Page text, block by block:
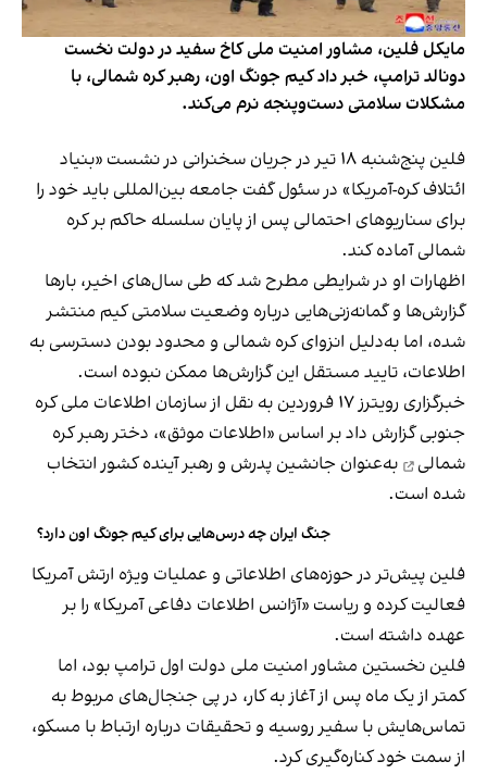
مایکل فلین، مشاور امنیت ملی کاخ سفید در دولت نخست
دونالد ترامپ، خبر داد کیم جونگ اون، رهبر کره شمالی، با
مشکلات سلامتی دست‌وپنجه نرم می‌کند.
فلین پنج‌شنبه ۱۸ تیر در جریان سخنرانی در نشست «بنیاد
ائتلاف کره-آمریکا» در سئول گفت جامعه بین‌المللی باید خود را
برای سناریوهای احتمالی پس از پایان سلسله حاکم بر کره
شمالی آماده کند.
اظهارات او در شرایطی مطرح شد که طی سال‌های اخیر، بارها
گزارش‌ها و گمانه‌زنی‌هایی درباره وضعیت سلامتی کیم منتشر
شده، اما به‌دلیل انزوای کره شمالی و محدود بودن دسترسی به
اطلاعات، تایید مستقل این گزارش‌ها ممکن نبوده است.
خبرگزاری رویترز ۱۷ فروردین به نقل از سازمان اطلاعات ملی کره
جنوبی گزارش داد بر اساس «اطلاعات موثق»، دختر رهبر کره
شمالی
به‌عنوان جانشین پدرش و رهبر آینده کشور انتخاب
شده است.
جنگ ایران چه درس‌هایی برای کیم جونگ اون دارد؟
فلین پیش‌تر در حوزه‌های اطلاعاتی و عملیات ویژه ارتش آمریکا
فعالیت کرده و ریاست «آژانس اطلاعات دفاعی آمریکا» را بر
عهده داشته است.
فلین نخستین مشاور امنیت ملی دولت اول ترامپ بود، اما
کمتر از یک ماه پس از آغاز به کار، در پی جنجال‌های مربوط به
تماس‌هایش با سفیر روسیه و تحقیقات درباره ارتباط با مسکو،
از سمت خود کناره‌گیری کرد.